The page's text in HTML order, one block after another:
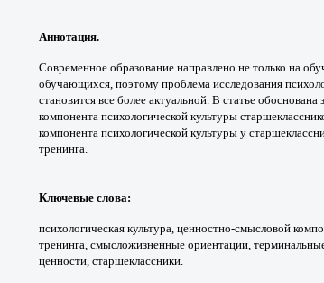
Аннотация.
Современное образование направлено не только на
обучающихся, поэтому проблема исследования
становится все более актуальной. В статье обоснована
компонента психологической культуры
компонента психологической культуры у
тренинга.
Ключевые слова:
психологическая культура, ценностно-смысловой
тренинга, смысложизненные ориентации,
ценности, старшеклассники.